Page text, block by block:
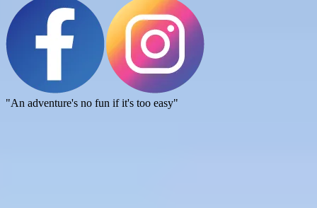
"An adventure's no fun if it's too easy"